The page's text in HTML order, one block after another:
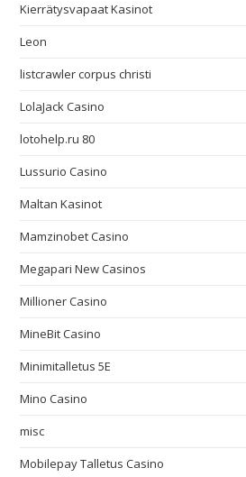
Kierrätysvapaat Kasinot
Leon
listcrawler corpus christi
LolaJack Casino
lotohelp.ru 80
Lussurio Casino
Maltan Kasinot
Mamzinobet Casino
Megapari New Casinos
Millioner Casino
MineBit Casino
Minimitalletus 5E
Mino Casino
misc
Mobilepay Talletus Casino